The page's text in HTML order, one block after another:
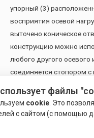
упорный (3)
восприятия осевой
выточено коническое
конструкцию можно
любого другого осевого
соединяется стопором с
Сфера
Центры вращающиеся
файлы
cookie . Это
с сайтом (с помощью